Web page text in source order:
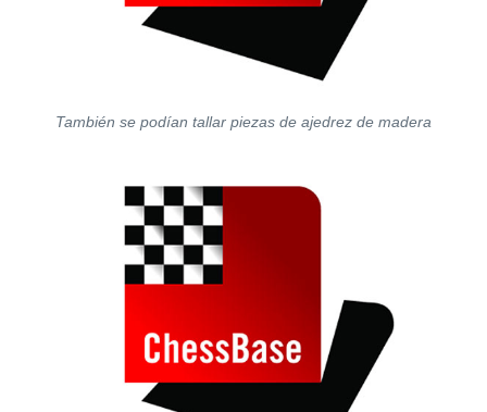
También se podían tallar piezas de ajedrez de madera